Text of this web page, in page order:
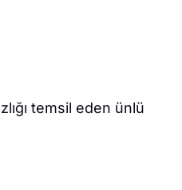
temsil eden ünlü